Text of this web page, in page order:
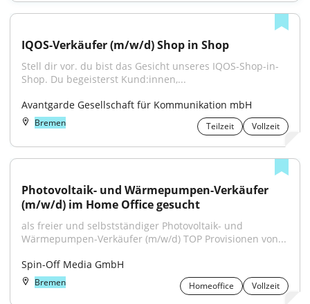
IQOS-Verkäufer (m/w/d) Shop in Shop
Stell dir vor. du bist das Gesicht unseres IQOS-Shop-in-
Shop. Du begeisterst Kund:innen,...
Avantgarde Gesellschaft für Kommunikation mbH
Bremen Teilzeit Vollzeit
Photovoltaik- und Wärmepumpen-Verkäufer
(m/w/d) im Home Office gesucht
als freier und selbstständiger Photovoltaik- und
Wärmepumpen-Verkäufer (m/w/d) TOP Provisionen von...
Spin-Off Media GmbH
Bremen Homeoffice Vollzeit